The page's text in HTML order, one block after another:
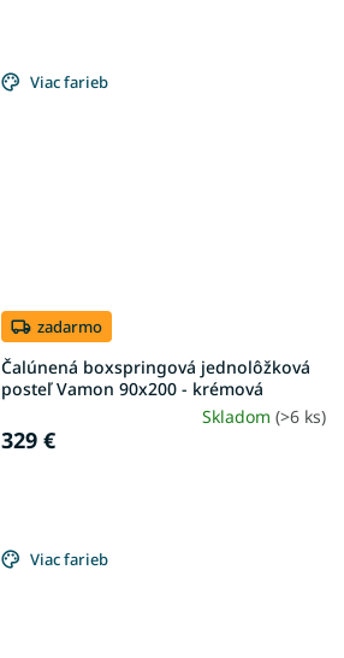
Viac farieb
zadarmo
Čalúnená boxspringová jednolôžková
posteľ Vamon 90x200 - krémová
Skladom(>6 ks)
329 €
Viac farieb